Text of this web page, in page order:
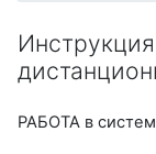
РАБОТА в